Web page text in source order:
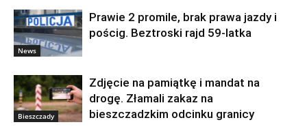
News
Prawie 2 promile, brak prawa jazdy i
pościg. Beztroski rajd 59-latka
Bieszczady
Zdjęcie na pamiątkę i mandat na
drogę. Złamali zakaz na
bieszczadzkim odcinku granicy